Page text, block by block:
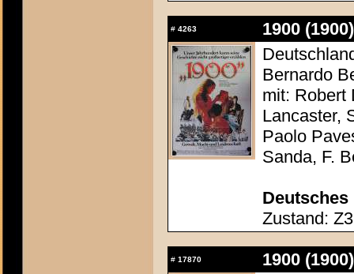
# 4263
1900 (1900)
Bernardo
mit: Robert
Lancaster,
Paolo
Sanda, F.
Deutsches
Zustand:
# 17870
1900 (1900)